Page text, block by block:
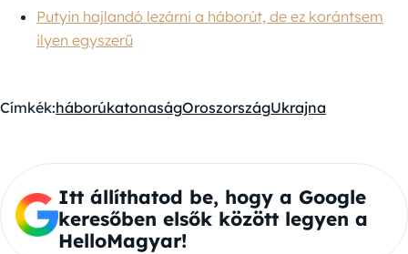
Putyin hajlandó lezárni a háborút, de ez korántsem
ilyen egyszerű
Címkék:háborúkatonaságOroszországUkrajna
Itt állíthatod be, hogy a Google
keresőben elsők között legyen a
HelloMagyar!